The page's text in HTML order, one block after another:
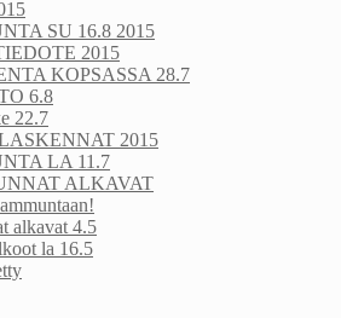
SU 16.8 2015
2015
KOPSASSA 28.7
6.8
22.7
2015
LA 11.7
ALKAVAT
alkavat 4.5
la 16.5